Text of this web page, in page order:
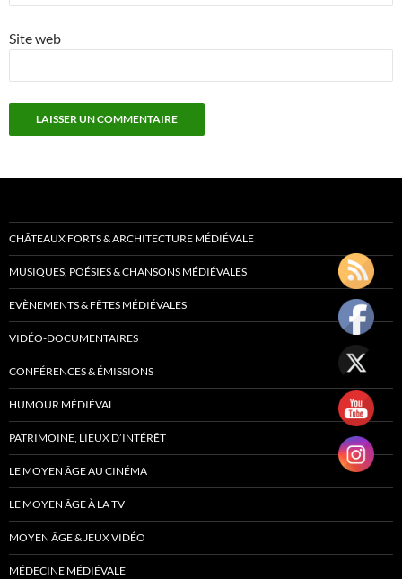
Site web
CHÂTEAUX FORTS & ARCHITECTURE MÉDIÉVALE
MUSIQUES, POÉSIES & CHANSONS MÉDIÉVALES
EVÈNEMENTS & FÊTES MÉDIÉVALES
VIDÉO-DOCUMENTAIRES
CONFÉRENCES & ÉMISSIONS
HUMOUR MÉDIÉVAL
PATRIMOINE, LIEUX D’INTÉRÊT
LE MOYEN ÂGE AU CINÉMA
LE MOYEN ÂGE À LA TV
MOYEN ÂGE & JEUX VIDÉO
MÉDECINE MÉDIÉVALE